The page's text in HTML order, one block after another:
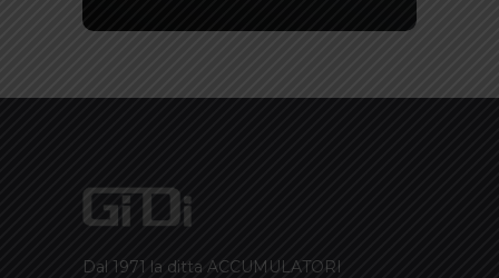
Dal 1971 la ditta ACCUMULATORI